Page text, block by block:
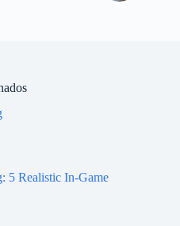
5 Realistic In-Game